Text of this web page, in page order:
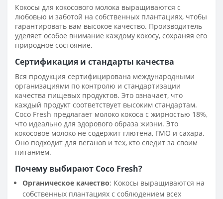
Кокосы для кокосового молока выращиваются с
любовью и заботой на собственных плантациях, чтобы
гарантировать вам высокое качество. Производитель
уделяет особое внимание каждому кокосу, сохраняя его
природное состояние.
Сертификация и стандарты качества
Вся продукция сертифицирована международными
организациями по контролю и стандартизации
качества пищевых продуктов. Это означает, что
каждый продукт соответствует высоким стандартам.
Coco Fresh предлагает молоко кокоса с жирностью 18%,
что идеально для здорового образа жизни. Это
кокосовое молоко не содержит глютена, ГМО и сахара.
Оно подходит для веганов и тех, кто следит за своим
питанием.
Почему выбирают Coco Fresh?
Органическое качество: Кокосы выращиваются на
собственных плантациях с соблюдением всех